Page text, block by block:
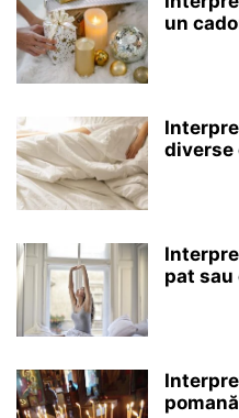
un
diverse
pat sau
pomană